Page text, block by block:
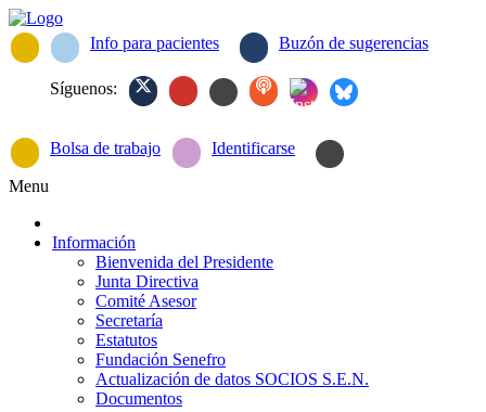
Info para pacientes Buzón de sugerencias
Síguenos:
Bolsa de trabajo Identificarse
Menu
Información
Bienvenida del Presidente
Junta Directiva
Comité Asesor
Secretaría
Estatutos
Fundación Senefro
Actualización de datos SOCIOS S.E.N.
Documentos